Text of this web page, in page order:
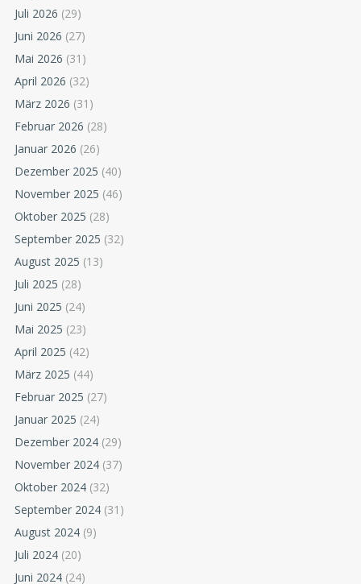
Juli 2026 (29)
Juni 2026 (27)
Mai 2026 (31)
April 2026 (32)
März 2026 (31)
Februar 2026 (28)
Januar 2026 (26)
Dezember 2025 (40)
November 2025 (46)
Oktober 2025 (28)
September 2025 (32)
August 2025 (13)
Juli 2025 (28)
Juni 2025 (24)
Mai 2025 (23)
April 2025 (42)
März 2025 (44)
Februar 2025 (27)
Januar 2025 (24)
Dezember 2024 (29)
November 2024 (37)
Oktober 2024 (32)
September 2024 (31)
August 2024 (9)
Juli 2024 (20)
Juni 2024 (24)